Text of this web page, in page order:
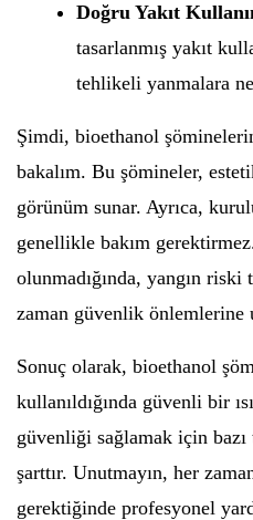
Doğru Yakıt
tasarlanmış yakıt
tehlikeli yanmalara
Şimdi, bioethanol
bakalım. Bu şömineler,
görünüm sunar. Ayrıca,
genellikle bakım
olunmadığında, yangın riski
zaman güvenlik önlemlerine
Sonuç olarak, bioethanol
kullanıldığında güvenli bir
güvenliği sağlamak için
şarttır. Unutmayın, her
gerektiğinde profesyonel